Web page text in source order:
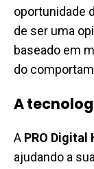
oportunidade
de ser uma
baseado em
do
A
A PRO Digital
ajudando a